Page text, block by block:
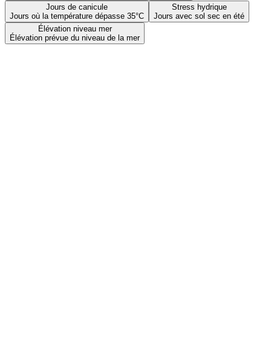
Jours de canicule
Jours où la température dépasse 35°C
Stress hydrique
Jours avec sol sec en été
Élévation niveau mer
Élévation prévue du niveau de la mer